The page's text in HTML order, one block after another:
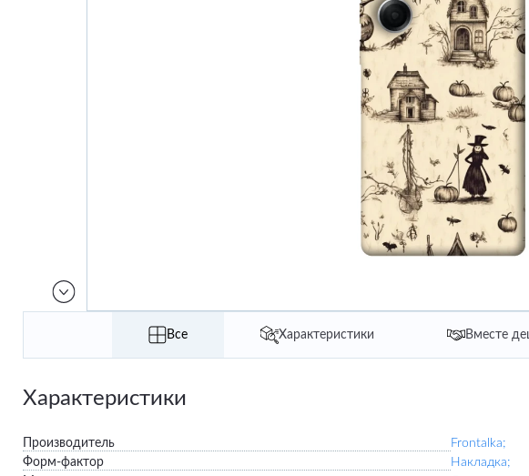
Все Характеристики Вместе
Характеристики
Производитель
Frontalka;
Форм-фактор
Накладка;